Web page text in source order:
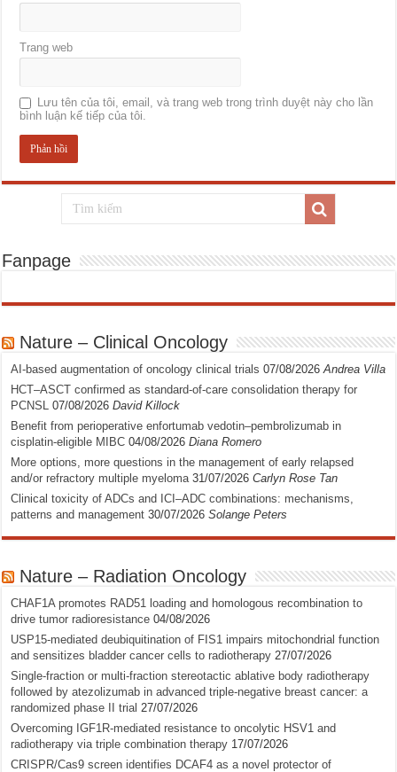
Trang web
Lưu tên của tôi, email, và trang web trong trình duyệt này cho lần
bình luận kế tiếp của tôi.
Fanpage
Nature – Clinical Oncology
AI-based augmentation of oncology clinical trials 07/08/2026 Andrea Villa
HCT–ASCT confirmed as standard-of-care consolidation therapy for
PCNSL 07/08/2026 David Killock
Benefit from perioperative enfortumab vedotin–pembrolizumab in
cisplatin-eligible MIBC 04/08/2026 Diana Romero
More options, more questions in the management of early relapsed
and/or refractory multiple myeloma 31/07/2026 Carlyn Rose Tan
Clinical toxicity of ADCs and ICI–ADC combinations: mechanisms,
patterns and management 30/07/2026 Solange Peters
Nature – Radiation Oncology
CHAF1A promotes RAD51 loading and homologous recombination to
drive tumor radioresistance 04/08/2026
USP15-mediated deubiquitination of FIS1 impairs mitochondrial function
and sensitizes bladder cancer cells to radiotherapy 27/07/2026
Single-fraction or multi-fraction stereotactic ablative body radiotherapy
followed by atezolizumab in advanced triple-negative breast cancer: a
randomized phase II trial 27/07/2026
Overcoming IGF1R-mediated resistance to oncolytic HSV1 and
radiotherapy via triple combination therapy 17/07/2026
CRISPR/Cas9 screen identifies DCAF4 as a novel protector of